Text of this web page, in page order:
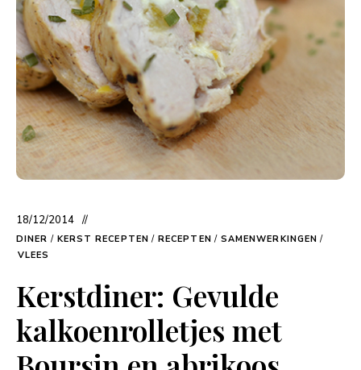
18/12/2014
DINER / KERST RECEPTEN / RECEPTEN / SAMENWERKINGEN /
VLEES
Kerstdiner: Gevulde
kalkoenrolletjes met